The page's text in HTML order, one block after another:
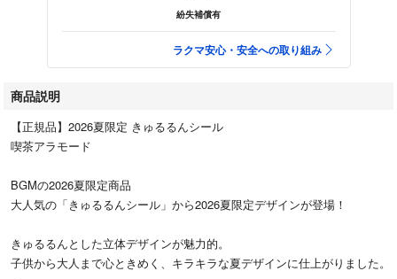
紛失補償有
ラクマ安心・安全への取り組み
商品説明
【正規品】2026夏限定 きゅるるんシール
喫茶アラモード
BGMの2026夏限定商品
大人気の「きゅるるんシール」から2026夏限定デザインが登場！
きゅるるんとした立体デザインが魅力的。
子供から大人まで心ときめく、キラキラな夏デザインに仕上がりました。